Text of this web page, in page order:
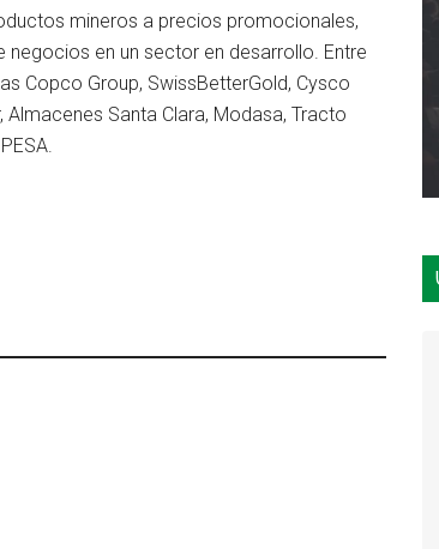
mineros a precios promocionales,
en un sector en desarrollo. Entre
Copco Group, SwissBetterGold, Cysco
Almacenes Santa Clara, Modasa, Tracto